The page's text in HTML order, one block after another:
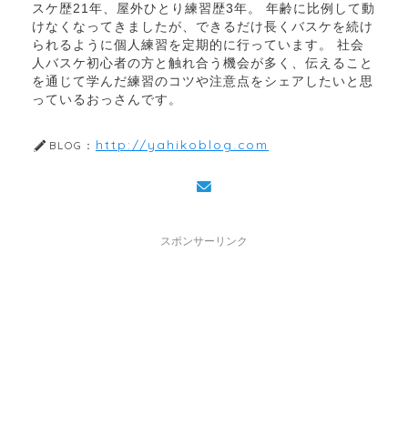
スケ歴21年、屋外ひとり練習歴3年。 年齢に比例して動
けなくなってきましたが、できるだけ長くバスケを続け
られるように個人練習を定期的に行っています。 社会
人バスケ初心者の方と触れ合う機会が多く、伝えること
を通じて学んだ練習のコツや注意点をシェアしたいと思
っているおっさんです。
BLOG： http://yahikoblog.com
スポンサーリンク